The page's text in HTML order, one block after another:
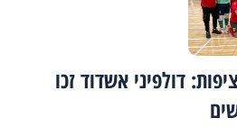
דולפיני אשדוד זכו